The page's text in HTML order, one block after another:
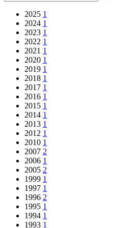
2025 1
2024 1
2023 1
2022 1
2021 1
2020 1
2019 1
2018 1
2017 1
2016 1
2015 1
2014 1
2013 1
2012 1
2010 1
2007 2
2006 1
2005 2
1999 1
1997 1
1996 2
1995 1
1994 1
1993 1